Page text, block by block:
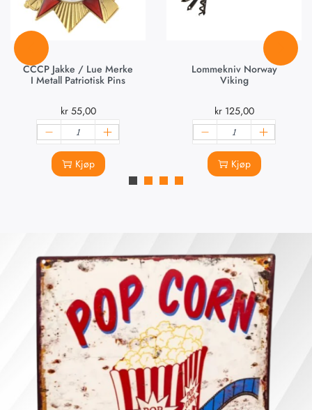
CCCP Jakke / Lue Merke
I Metall Patriotisk Pins
kr55,00
Kjøp
Lommekniv Norway
Viking
kr125,00
Kjøp